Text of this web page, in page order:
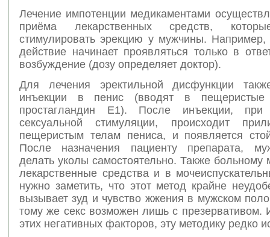
Лечение импотенции медикаментами
приёма лекарственных средств,
стимулировать эрекцию у мужчины. Например,
действие начинает проявляться только в
возбуждение (дозу определяет доктор).
Для лечения эректильной дисфункции
инъекции в пенис (вводят в
простагландин Е1). После инъекции, при
сексуальной стимуляции, происходит
пещеристым телам пениса, и появляется
После назначения пациенту препарата,
делать уколы самостоятельно. Также больному
лекарственные средства и в
нужно заметить, что этот метод крайне
вызывает зуд и чувство жжения в мужском
тому же секс возможен лишь с презервативом.
этих негативных факторов, эту методику редко